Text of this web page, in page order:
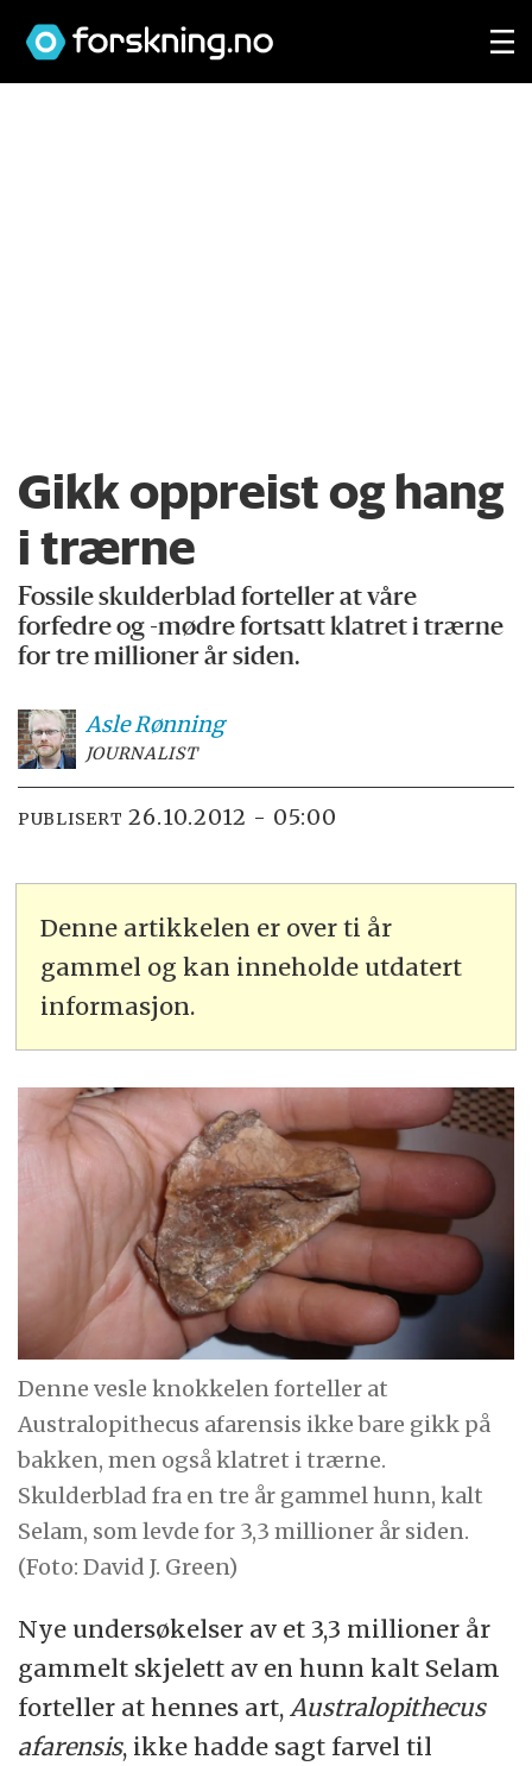
Gikk oppreist og hang
i trærne
Fossile skulderblad forteller at våre
forfedre og -mødre fortsatt klatret i trærne
for tre millioner år siden.
AsleRønning
JOURNALIST
PUBLISERT 26.10.2012 - 05:00
Denne artikkelen er over ti år
gammel og kan inneholde utdatert
informasjon.
Denne vesle knokkelen forteller at
Australopithecus afarensis ikke bare gikk på
bakken, men også klatret i trærne.
Skulderblad fra en tre år gammel hunn, kalt
Selam, som levde for 3,3 millioner år siden.
(Foto: David J. Green)
Nye undersøkelser av et 3,3 millioner år
gammelt skjelett av en hunn kalt Selam
forteller at hennes art,Australopithecus
afarensis, ikke hadde sagt farvel til